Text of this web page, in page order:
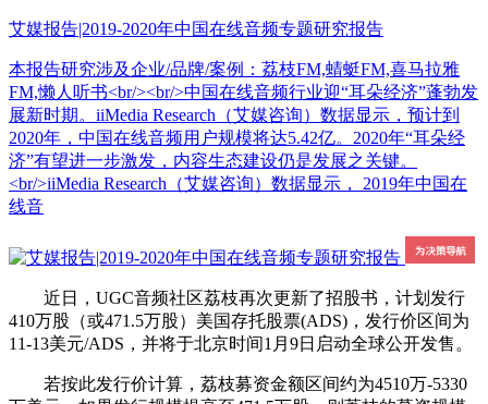
艾媒报告|2019-2020年中国在线音频专题研究报告
本报告研究涉及企业/品牌/案例：荔枝FM,蜻蜓FM,喜马拉雅
FM,懒人听书<br/><br/>中国在线音频行业迎“耳朵经济”蓬勃发
展新时期。iiMedia Research（艾媒咨询）数据显示，预计到
2020年，中国在线音频用户规模将达5.42亿。2020年“耳朵经
济”有望进一步激发，内容生态建设仍是发展之关键。
<br/>iiMedia Research（艾媒咨询）数据显示， 2019年中国在
线音
近日，UGC音频社区荔枝再次更新了招股书，计划发行
410万股（或471.5万股）美国存托股票(ADS)，发行价区间为
11-13美元/ADS，并将于北京时间1月9日启动全球公开发售。
若按此发行价计算，荔枝募资金额区间约为4510万-5330